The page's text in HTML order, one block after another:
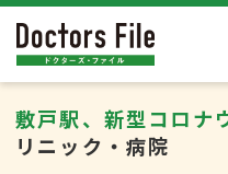
敷戸駅、新型コロナ
リニック・病院